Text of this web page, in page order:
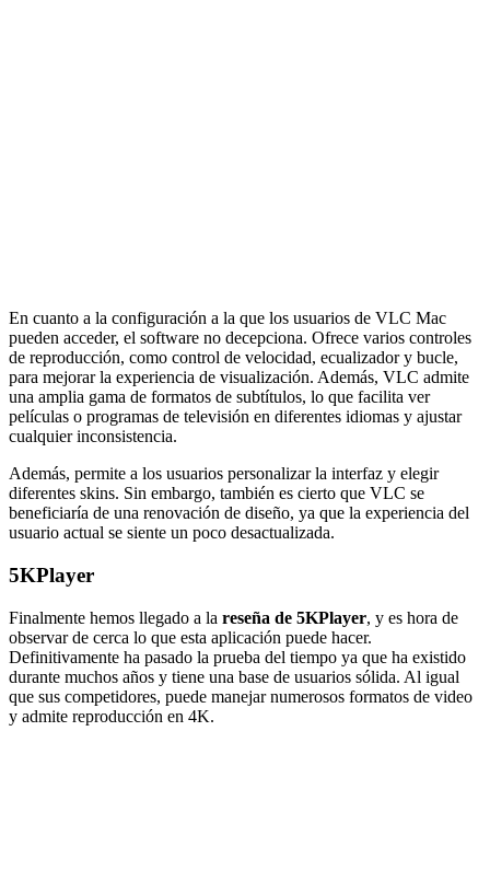
En cuanto a la configuración a la que los usuarios de VLC Mac
pueden acceder, el software no decepciona. Ofrece varios controles
de reproducción, como control de velocidad, ecualizador y bucle,
para mejorar la experiencia de visualización. Además, VLC admite
una amplia gama de formatos de subtítulos, lo que facilita ver
películas o programas de televisión en diferentes idiomas y ajustar
cualquier inconsistencia.
Además, permite a los usuarios personalizar la interfaz y elegir
diferentes skins. Sin embargo, también es cierto que VLC se
beneficiaría de una renovación de diseño, ya que la experiencia del
usuario actual se siente un poco desactualizada.
5KPlayer
Finalmente hemos llegado a la reseña de 5KPlayer, y es hora de
observar de cerca lo que esta aplicación puede hacer.
Definitivamente ha pasado la prueba del tiempo ya que ha existido
durante muchos años y tiene una base de usuarios sólida. Al igual
que sus competidores, puede manejar numerosos formatos de video
y admite reproducción en 4K.